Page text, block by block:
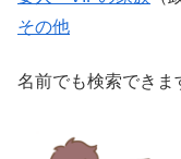
その他
名前でも検索でき